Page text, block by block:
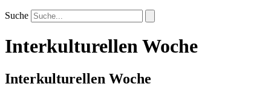
Suche
Interkulturellen Woche
Interkulturellen Woche